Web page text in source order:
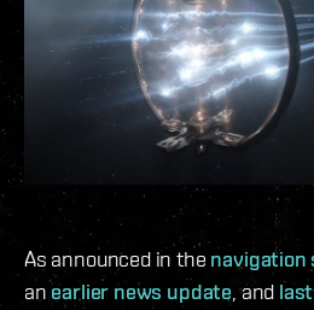
As announced in the navigation
an earlier news update, and last